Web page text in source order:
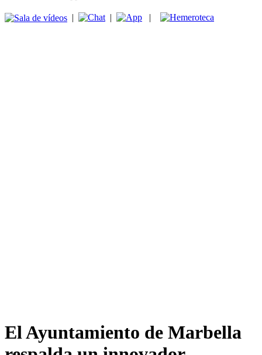
| | |
El Ayuntamiento de Marbella